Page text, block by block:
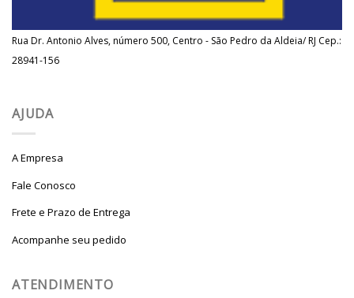
Rua Dr. Antonio Alves, número 500, Centro - São Pedro da Aldeia/ RJ Cep.:
28941-156
AJUDA
A Empresa
Fale Conosco
Frete e Prazo de Entrega
Acompanhe seu pedido
ATENDIMENTO